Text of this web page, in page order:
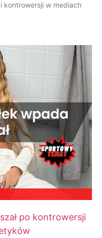
kontrowersji w mediach
po kontrowersji